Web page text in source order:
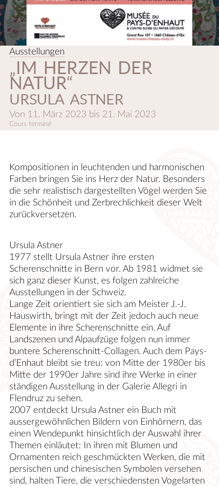
Ausstellungen
„IM HERZEN DER
NATUR“
URSULA ASTNER
Von 11. März 2023 bis 21. Mai 2023
Cours terminé
Kompositionen in leuchtenden und harmonischen
Farben bringen Sie ins Herz der Natur. Besonders
die sehr realistisch dargestellten Vögel werden Sie
in die Schönheit und Zerbrechlichkeit dieser Welt
zurückversetzen.
Ursula Astner
1977 stellt Ursula Astner ihre ersten
Scherenschnitte in Bern vor. Ab 1981 widmet sie
sich ganz dieser Kunst, es folgen zahlreiche
Ausstellungen in der Schweiz.
Lange Zeit orientiert sie sich am Meister J.-J.
Hauswirth, bringt mit der Zeit jedoch auch neue
Elemente in ihre Scherenschnitte ein. Auf
Landszenen und Alpaufzüge folgen nun immer
buntere Scherenschnitt-Collagen. Auch dem Pays-
d’Enhaut bleibt sie treu: von Mitte der 1980er bis
Mitte der 1990er Jahre sind ihre Werke in einer
ständigen Ausstellung in der Galerie Allegri in
Flendruz zu sehen.
2007 entdeckt Ursula Astner ein Buch mit
aussergewöhnlichen Bildern von Einhörnern, das
einen Wendepunkt hinsichtlich der Auswahl ihrer
Themen einläutet: In ihren mit Blumen und
Ornamenten reich geschmückten Werken, die mit
persischen und chinesischen Symbolen versehen
sind, halten Tiere, die verschiedensten Vogelarten